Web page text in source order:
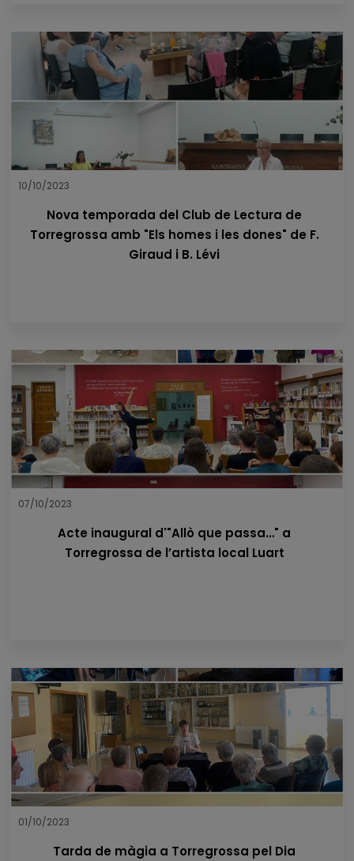
10/10/2023
Nova temporada del Club de Lectura de
Torregrossa amb "Els homes i les dones" de F.
Giraud i B. Lévi
07/10/2023
Acte inaugural d'"Allò que passa…" a
Torregrossa de l’artista local Luart
01/10/2023
Tarda de màgia a Torregrossa pel Dia